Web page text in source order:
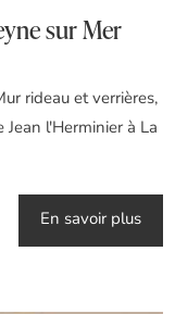
sur Mer
rideau et verrières,
Jean l'Herminier à La
En savoir plus